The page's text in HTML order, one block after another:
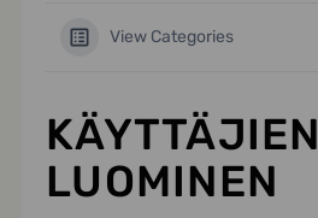
View Categories
KÄYTTÄJIEN
LUOMINEN